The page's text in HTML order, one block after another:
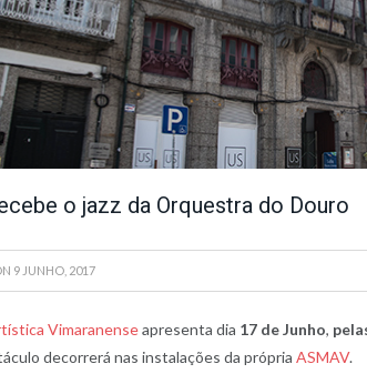
o jazz da Orquestra do Douro
9 JUNHO, 2017
Vimaranenseapresenta dia 17 de Junho,
decorrerá nas instalações da própria ASMAV.